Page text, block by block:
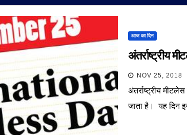
आज का दिन
अंतर्राष्ट्रीय
NOV 25, 2018
अंतर्राष्ट्रीय
जाता है। यह दिन